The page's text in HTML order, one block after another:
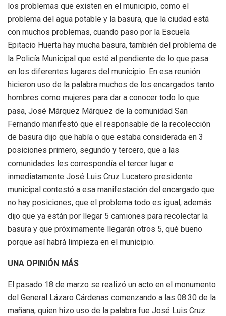
los problemas que existen en el municipio, como el
problema del agua potable y la basura, que la ciudad está
con muchos problemas, cuando paso por la Escuela
Epitacio Huerta hay mucha basura, también del problema de
la Policía Municipal que esté al pendiente de lo que pasa
en los diferentes lugares del municipio. En esa reunión
hicieron uso de la palabra muchos de los encargados tanto
hombres como mujeres para dar a conocer todo lo que
pasa, José Márquez Márquez de la comunidad San
Fernando manifestó que el responsable de la recolección
de basura dijo que había o que estaba considerada en 3
posiciones primero, segundo y tercero, que a las
comunidades les correspondía el tercer lugar e
inmediatamente José Luis Cruz Lucatero presidente
municipal contestó a esa manifestación del encargado que
no hay posiciones, que el problema todo es igual, además
dijo que ya están por llegar 5 camiones para recolectar la
basura y que próximamente llegarán otros 5, qué bueno
porque así habrá limpieza en el municipio.
UNA OPINIÓN MÁS
El pasado 18 de marzo se realizó un acto en el monumento
del General Lázaro Cárdenas comenzando a las 08:30 de la
mañana, quien hizo uso de la palabra fue José Luis Cruz